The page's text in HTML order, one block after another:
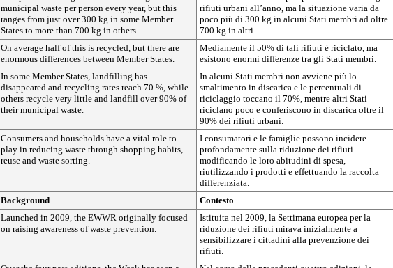
municipal waste per person every year, but this
ranges from just over 300 kg in some Member
States to more than 700 kg in others.
rifiuti urbani all’anno, ma la situazione varia da
poco più di 300 kg in alcuni Stati membri ad oltre
700 kg in altri.
On average half of this is recycled, but there are
enormous differences between Member States.
Mediamente il 50% di tali rifiuti è riciclato, ma
esistono enormi differenze tra gli Stati membri.
In some Member States, landfilling has
disappeared and recycling rates reach 70 %, while
others recycle very little and landfill over 90% of
their municipal waste.
In alcuni Stati membri non avviene più lo
smaltimento in discarica e le percentuali di
riciclaggio toccano il 70%, mentre altri Stati
riciclano poco e conferiscono in discarica oltre il
90% dei rifiuti urbani.
Consumers and households have a vital role to
play in reducing waste through shopping habits,
reuse and waste sorting.
I consumatori e le famiglie possono incidere
profondamente sulla riduzione dei rifiuti
modificando le loro abitudini di spesa,
riutilizzando i prodotti e effettuando la raccolta
differenziata.
Background
Contesto
Launched in 2009, the EWWR originally focused
on raising awareness of waste prevention.
Istituita nel 2009, la Settimana europea per la
riduzione dei rifiuti mirava inizialmente a
sensibilizzare i cittadini alla prevenzione dei
rifiuti.